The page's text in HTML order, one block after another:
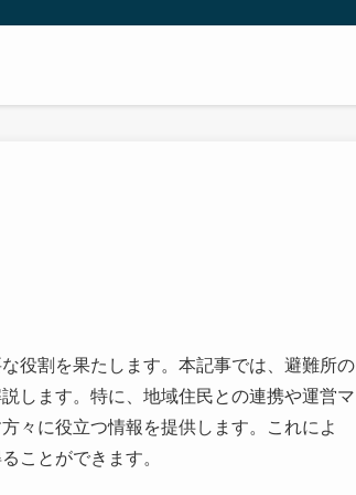
役割を果たします。本記事では、避難所の
します。特に、地域住民との連携や運営マ
々に役立つ情報を提供します。これによ
ことができます。